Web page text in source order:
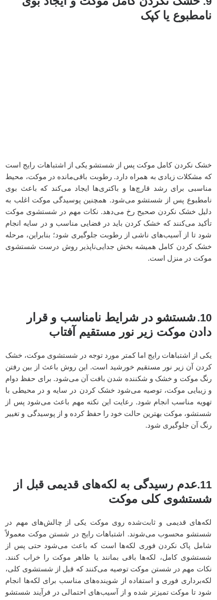
نامطبوع یا کپک
خشک نکردن کامل موکت پس از شستشو یکی از اشتباهات رایج است
که مشکلات زیادی به همراه دارد. رطوبت باقی‌مانده در موکت، محیط
مناسبی برای رشد قارچ‌ها و باکتری‌ها ایجاد می‌کند که باعث بوی
نامطبوع پس از شستشو می‌شود. همچنین پوسیدگی موکت اغلب به
دلیل خشک نکردن صحیح رخ می‌دهد. نکات مهم در شستشوی موکت
تأکید می‌کنند که خشک کردن باید در فضایی مناسب و در سایه انجام
شود تا از آسیب‌های ناشی از رطوبت جلوگیری شود؛ بنابراین، مرحله
خشک کردن کامل همیشه بخش جدایی‌ناپذیر روش درست شستشوی
موکت در منزل است.
10. شستشو در شرایط نامناسب و قرار
دادن موکت زیر نور مستقیم آفتاب
یکی از اشتباهات رایج اما کمتر مورد توجه در شستشوی موکت، خشک
کردن آن زیر نور مستقیم خورشید است. این روش باعث از بین رفتن
رنگ موکت و خشک و شکننده شدن بافت آن می‌شود. برای حفظ دوام
و زیبایی موکت، توصیه می‌شود خشک کردن در سایه و در محیطی با
تهویه مناسب انجام شود. رعایت این نکته مهم باعث می‌شود پس از
شستشو، موکت بهترین حالت خود را حفظ کرده و از پوسیدگی و تغییر
رنگ آن جلوگیری شود.
11. عدم رسیدگی به لکه‌های قدیمی قبل از
شستشوی کلی موکت
لکه‌های قدیمی و ثابت‌شده روی موکت یکی از چالش‌های مهم در
شستشو محسوب می‌شوند. اشتباهات رایج در شستن موکت معمولاً
شامل پاک‌ نکردن فوری لکه‌ها است که باعث می‌شود حتی پس از
شستشوی کامل، لکه‌ها باقی بمانند یا ظاهر موکت را خراب کنند.
نکات مهم در شستن موکت توصیه می‌کنند که قبل از شستشوی کلی،
لکه‌برداری فوری و استفاده از شوینده‌های مناسب برای لکه‌ها انجام
شود تا موکت تمیزتر شده و از آسیب‌های احتمالی در فرآیند شستشو